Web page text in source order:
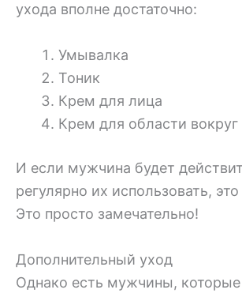
ухода вполне достаточно:
Умывалка
Тоник
Крем для лица
Крем для области вокруг
И если мужчина будет
регулярно их использовать,
Это просто замечательно!
Дополнительный уход
Однако есть мужчины,